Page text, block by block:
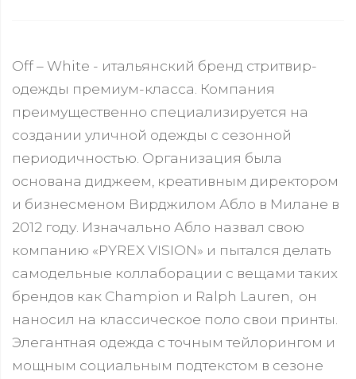
Off – White - итальянский бренд стритвир-
одежды премиум-класса. Компания
преимущественно специализируется на
создании уличной одежды с сезонной
периодичностью. Организация была
основана диджеем, креативным директором
и бизнесменом Вирджилом Абло в Милане в
2012 году. Изначально Абло назвал свою
компанию «PYREX VISION» и пытался делать
самодельные коллаборации с вещами таких
брендов как Champion и Ralph Lauren, он
наносил на классическое поло свои принты.
Элегантная одежда с точным тейлорингом и
мощным социальным подтекстом в сезоне